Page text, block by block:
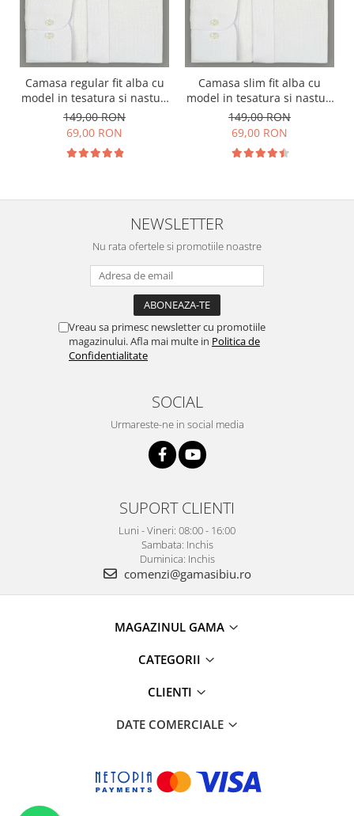
Camasa regular fit alba cu
model in tesatura si nasturi
ascunsi
149,00 RON
69,00 RON
Camasa slim fit alba cu
model in tesatura si nasturi
ascunsi
149,00 RON
69,00 RON
NEWSLETTER
Nu rata ofertele si promotiile noastre
Vreau sa primesc newsletter cu promotiile
magazinului. Afla mai multe in Politica de
Confidentialitate
SOCIAL
Urmareste-ne in social media
SUPORT CLIENTI
Luni - Vineri: 08:00 - 16:00
Sambata: Inchis
Duminica: Inchis
comenzi@gamasibiu.ro
MAGAZINUL GAMA
CATEGORII
CLIENTI
DATE COMERCIALE